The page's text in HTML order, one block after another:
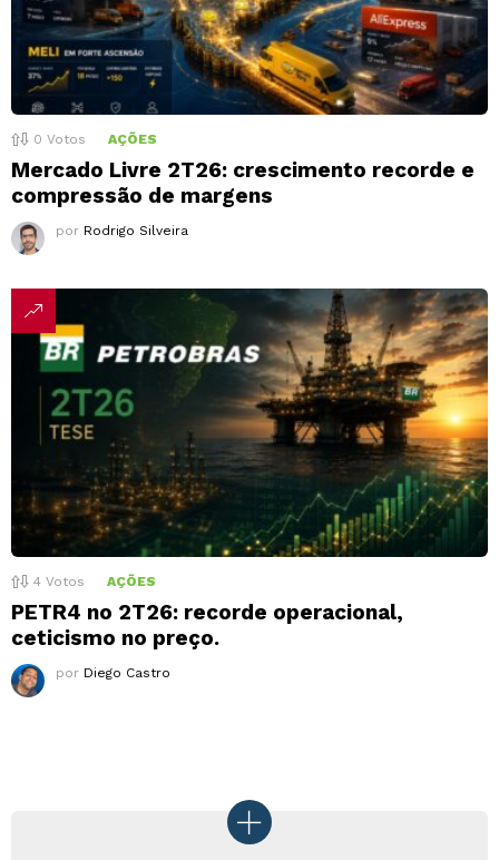
0 Votos AÇÕES
Mercado Livre 2T26: crescimento recorde e
compressão de margens
por Rodrigo Silveira
4 Votos AÇÕES
PETR4 no 2T26: recorde operacional,
ceticismo no preço.
por Diego Castro